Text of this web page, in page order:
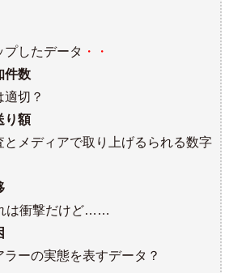
プしたデータ ・・
件数
切？
り額
メディアで取り上げるられる数字
は衝撃だけど……
ーの実態を表すデータ？